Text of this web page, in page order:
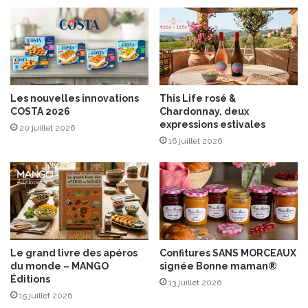
t
a
u
x
o
l
i
v
M
a
n
z
a
l
l
Les nouvelles innovations
COSTA 2026
20 juillet 2026
This Life rosé &
Chardonnay, deux
expressions estivales
16 juillet 2026
Le grand livre des apéros
du monde – MANGO
Éditions
15 juillet 2026
Confitures SANS MORCEAUX
signée Bonne maman®
13 juillet 2026